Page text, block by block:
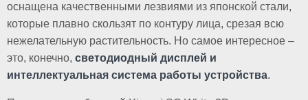
оснащена качественными лезвиями из японской стали,
которые плавно скользят по контуру лица, срезая всю
нежелательную растительность. Но самое интересное –
это, конечно, светодиодный дисплей и
интеллектуальная система работы устройства.